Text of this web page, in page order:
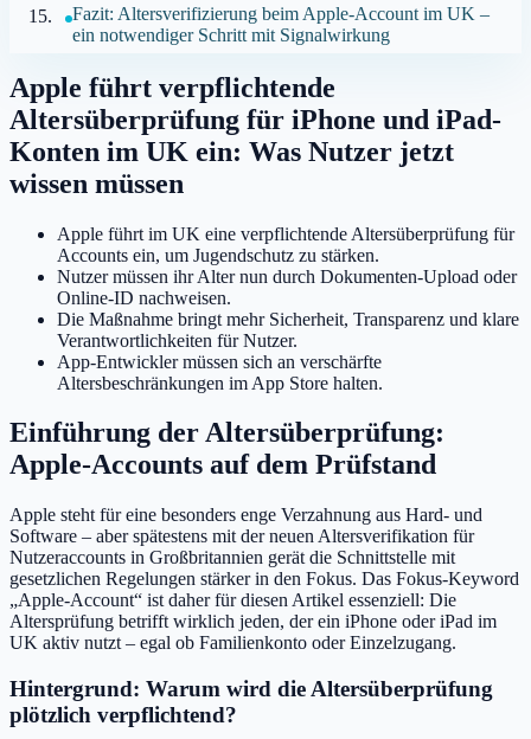
Fazit: Altersverifizierung beim Apple-Account im UK –
ein notwendiger Schritt mit Signalwirkung
Apple führt verpflichtende
Altersüberprüfung für iPhone und iPad-
Konten im UK ein: Was Nutzer jetzt
wissen müssen
Apple führt im UK eine verpflichtende Altersüberprüfung für
Accounts ein, um Jugendschutz zu stärken.
Nutzer müssen ihr Alter nun durch Dokumenten-Upload oder
Online-ID nachweisen.
Die Maßnahme bringt mehr Sicherheit, Transparenz und klare
Verantwortlichkeiten für Nutzer.
App-Entwickler müssen sich an verschärfte
Altersbeschränkungen im App Store halten.
Einführung der Altersüberprüfung:
Apple-Accounts auf dem Prüfstand
Apple steht für eine besonders enge Verzahnung aus Hard- und
Software – aber spätestens mit der neuen Altersverifikation für
Nutzeraccounts in Großbritannien gerät die Schnittstelle mit
gesetzlichen Regelungen stärker in den Fokus. Das Fokus-Keyword
„Apple-Account“ ist daher für diesen Artikel essenziell: Die
Altersprüfung betrifft wirklich jeden, der ein iPhone oder iPad im
UK aktiv nutzt – egal ob Familienkonto oder Einzelzugang.
Hintergrund: Warum wird die Altersüberprüfung
plötzlich verpflichtend?